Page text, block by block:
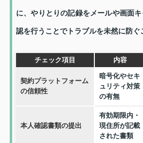
に、やりとりの記録をメールや画面
認を行うことでトラブルを未然に防ぐ
チェック項目 内容
契約プラットフォーム
の信頼性
暗号化やセキ
ュリティ対策
の有無
本人確認書類の提出
有効期限内・
現住所が記載
された書類